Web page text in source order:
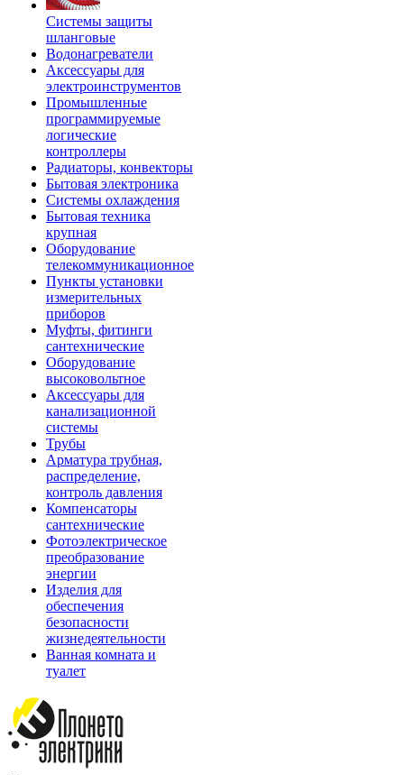
Системы защиты
шланговые
Водонагреватели
Аксессуары для
электроинструментов
Промышленные
программируемые
логические
контроллеры
Радиаторы, конвекторы
Бытовая электроника
Системы охлаждения
Бытовая техника
крупная
Оборудование
телекоммуникационное
Пункты установки
измерительных
приборов
Муфты, фитинги
сантехнические
Оборудование
высоковольтное
Аксессуары для
канализационной
системы
Трубы
Арматура трубная,
распределение,
контроль давления
Компенсаторы
сантехнические
Фотоэлектрическое
преобразование
энергии
Изделия для
обеспечения
безопасности
жизнедеятельности
Ванная комната и
туалет